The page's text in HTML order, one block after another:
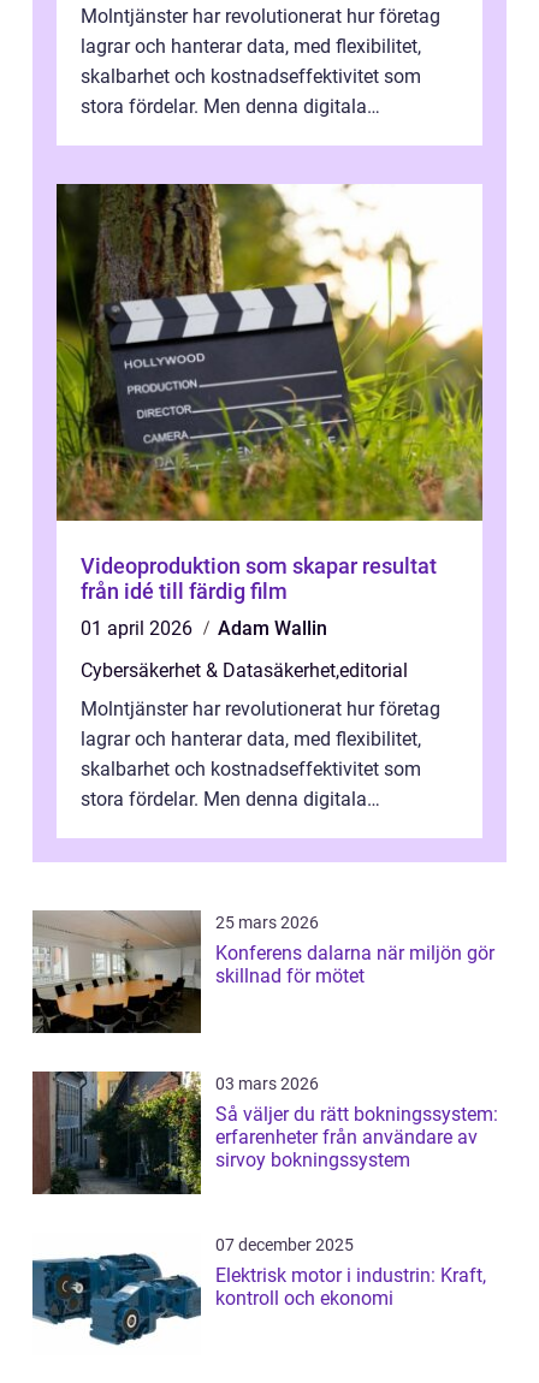
Molntjänster har revolutionerat hur företag
lagrar och hanterar data, med flexibilitet,
skalbarhet och kostnadseffektivitet som
stora fördelar. Men denna digitala
Videoproduktion som skapar resultat
från idé till färdig film
01 april 2026
Adam Wallin
Cybersäkerhet & Datasäkerhet,editorial
Molntjänster har revolutionerat hur företag
lagrar och hanterar data, med flexibilitet,
skalbarhet och kostnadseffektivitet som
stora fördelar. Men denna digitala
25 mars 2026
Konferens dalarna när miljön gör
skillnad för mötet
03 mars 2026
Så väljer du rätt bokningssystem:
erfarenheter från användare av
sirvoy bokningssystem
07 december 2025
Elektrisk motor i industrin: Kraft,
kontroll och ekonomi